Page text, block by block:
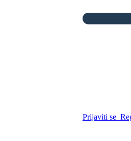
Prijaviti se
מגרש תרשים